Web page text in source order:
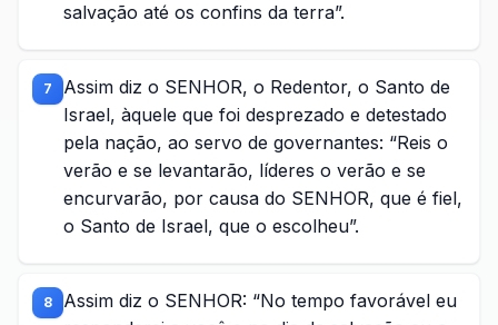
salvação até os confins da terra”.
7
Assim diz o SENHOR, o Redentor, o Santo de
Israel, àquele que foi desprezado e detestado
pela nação, ao servo de governantes: “Reis o
verão e se levantarão, líderes o verão e se
encurvarão, por causa do SENHOR, que é fiel,
o Santo de Israel, que o escolheu”.
8
Assim diz o SENHOR: “No tempo favorável eu